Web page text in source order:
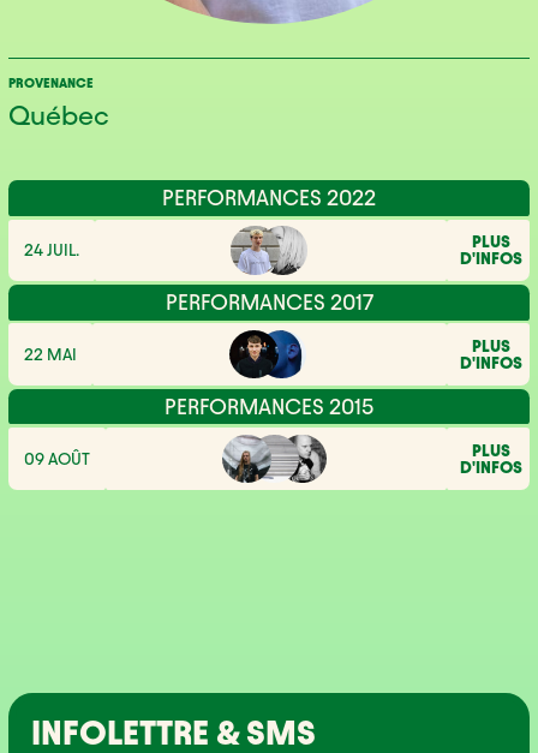
PROVENANCE
Québec
PERFORMANCES 2022
24 JUIL.
PLUS
D'INFOS
PERFORMANCES 2017
22 MAI
PLUS
D'INFOS
PERFORMANCES 2015
09 AOÛT
PLUS
D'INFOS
INFOLETTRE & SMS